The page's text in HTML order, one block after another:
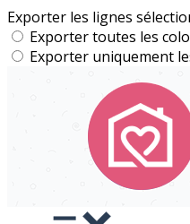
Exporter les lignes
Exporter toutes les
Exporter uniquement